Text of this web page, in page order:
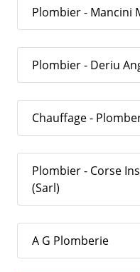
Plombier - Mancini
Plombier - Deriu
Chauffage -
Plombier - Corse
(Sarl)
A G Plomberie